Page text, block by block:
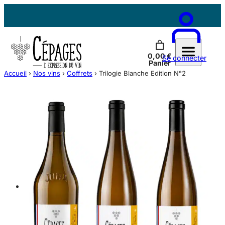
contenu
Se connecter
0,00 €
Panier
Accueil › Nos vins › Coffrets › Trilogie Blanche Edition N°2